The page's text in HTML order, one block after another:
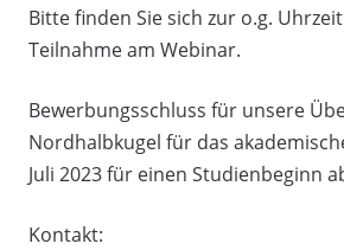
Bitte finden Sie sich zur o.g.
Teilnahme am Webinar.
Bewerbungsschluss für unsere
Nordhalbkugel für das
Juli 2023 für einen Studienbeginn
Kontakt: